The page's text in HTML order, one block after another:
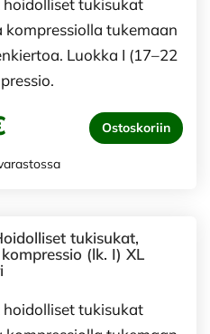
tukisukat
kompressiolla tukemaan
Luokka I (17–22
Ostoskoriin
tukisukat,
(lk. I) XL
tukisukat